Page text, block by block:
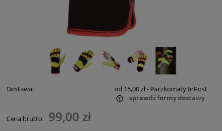
Dostawa: od 15,00 zł- Paczkomaty InPost
sprawdź formy dostawy
Cena brutto: 99,00 zł